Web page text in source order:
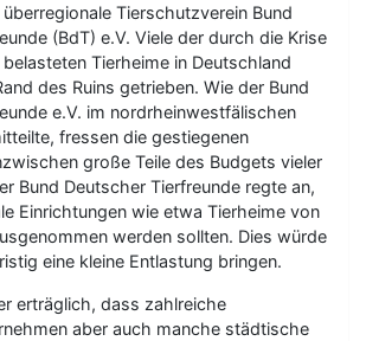
Tierschutzverein Bund
(BdT) e.V. Viele der durch die Krise
Tierheime in Deutschland
des Ruins getrieben. Wie der Bund
e.V. im nordrheinwestfälischen
fressen die gestiegenen
große Teile des Budgets vieler
Bund Deutscher Tierfreunde regte an,
Einrichtungen wie etwa Tierheime von
werden sollten. Dies würde
eine kleine Entlastung bringen.
erträglich, dass zahlreiche
aber auch manche städtische